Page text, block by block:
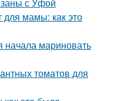
для мамы: как это
начала мариновать
томатов для